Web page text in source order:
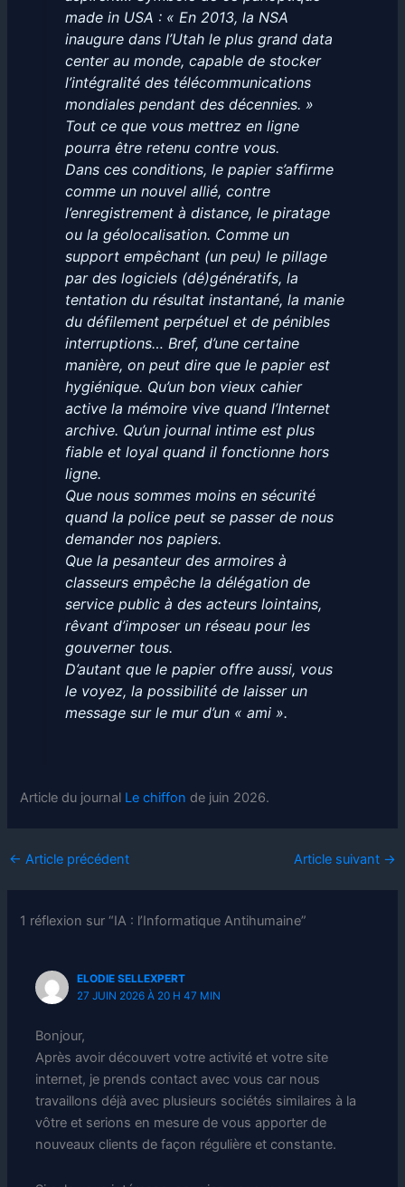
made in USA : « En 2013, la NSA
inaugure dans l’Utah le plus grand data
center au monde, capable de stocker
l’intégralité des télécommunications
mondiales pendant des décennies. »
Tout ce que vous mettrez en ligne
pourra être retenu contre vous.
Dans ces conditions, le papier s’affirme
comme un nouvel allié, contre
l’enregistrement à distance, le piratage
ou la géolocalisation. Comme un
support empêchant (un peu) le pillage
par des logiciels (dé)génératifs, la
tentation du résultat instantané, la manie
du défilement perpétuel et de pénibles
interruptions… Bref, d’une certaine
manière, on peut dire que le papier est
hygiénique. Qu’un bon vieux cahier
active la mémoire vive quand l’Internet
archive. Qu’un journal intime est plus
fiable et loyal quand il fonctionne hors
ligne.
Que nous sommes moins en sécurité
quand la police peut se passer de nous
demander nos papiers.
Que la pesanteur des armoires à
classeurs empêche la délégation de
service public à des acteurs lointains,
rêvant d’imposer un réseau pour les
gouverner tous.
D’autant que le papier offre aussi, vous
le voyez, la possibilité de laisser un
message sur le mur d’un « ami ».
Article du journal Le chiffon de juin 2026.
← Article précédent Article suivant →
1 réflexion sur “IA : l’Informatique Antihumaine”
ELODIE SELLEXPERT
27 JUIN 2026 À 20 H 47 MIN
Bonjour,
Après avoir découvert votre activité et votre site
internet, je prends contact avec vous car nous
travaillons déjà avec plusieurs sociétés similaires à la
vôtre et serions en mesure de vous apporter de
nouveaux clients de façon régulière et constante.